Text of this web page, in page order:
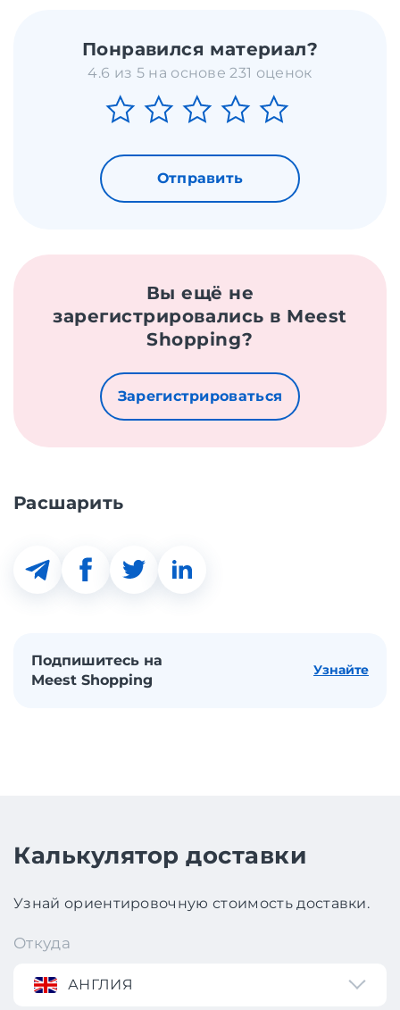
Понравился материал?
4.6 из 5 на основе 231 оценок
Отправить
Вы ещё не
зарегистрировались в Meest
Shopping?
Зарегистрироваться
Расшарить
Подпишитесь на
Meest Shopping
Узнайте
Калькулятор доставки
Узнай ориентировочную стоимость доставки.
Откуда
АНГЛИЯ